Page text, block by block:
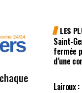
LES
Saint-
fermée
d’une
Lairoux